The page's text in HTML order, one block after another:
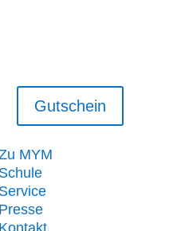
Gutschein
MYM
Schule
Service
Presse
Kontakt